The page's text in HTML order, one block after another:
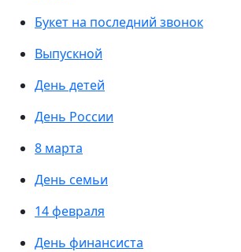
Букет на последний звонок
Выпускной
День детей
День России
8 марта
День семьи
14 февраля
День финансиста